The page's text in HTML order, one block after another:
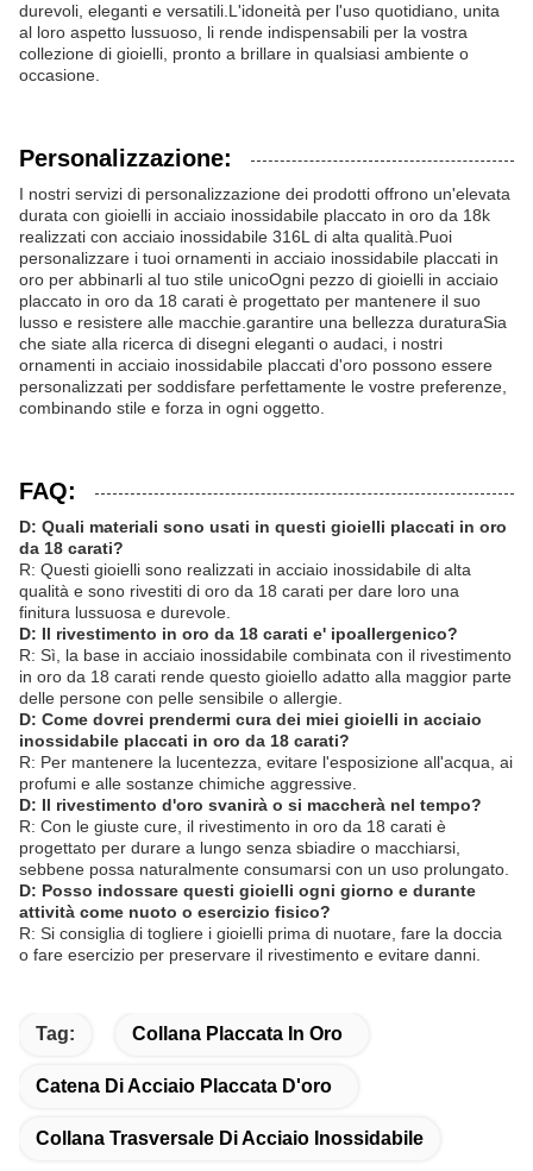
durevoli, eleganti e versatili.L'idoneità per l'uso quotidiano, unita
al loro aspetto lussuoso, li rende indispensabili per la vostra
collezione di gioielli, pronto a brillare in qualsiasi ambiente o
occasione.
Personalizzazione:
I nostri servizi di personalizzazione dei prodotti offrono un'elevata
durata con gioielli in acciaio inossidabile placcato in oro da 18k
realizzati con acciaio inossidabile 316L di alta qualità.Puoi
personalizzare i tuoi ornamenti in acciaio inossidabile placcati in
oro per abbinarli al tuo stile unicoOgni pezzo di gioielli in acciaio
placcato in oro da 18 carati è progettato per mantenere il suo
lusso e resistere alle macchie.garantire una bellezza duraturaSia
che siate alla ricerca di disegni eleganti o audaci, i nostri
ornamenti in acciaio inossidabile placcati d'oro possono essere
personalizzati per soddisfare perfettamente le vostre preferenze,
combinando stile e forza in ogni oggetto.
FAQ:
D: Quali materiali sono usati in questi gioielli placcati in oro
da 18 carati?
R: Questi gioielli sono realizzati in acciaio inossidabile di alta
qualità e sono rivestiti di oro da 18 carati per dare loro una
finitura lussuosa e durevole.
D: Il rivestimento in oro da 18 carati e' ipoallergenico?
R: Sì, la base in acciaio inossidabile combinata con il rivestimento
in oro da 18 carati rende questo gioiello adatto alla maggior parte
delle persone con pelle sensibile o allergie.
D: Come dovrei prendermi cura dei miei gioielli in acciaio
inossidabile placcati in oro da 18 carati?
R: Per mantenere la lucentezza, evitare l'esposizione all'acqua, ai
profumi e alle sostanze chimiche aggressive.
D: Il rivestimento d'oro svanirà o si maccherà nel tempo?
R: Con le giuste cure, il rivestimento in oro da 18 carati è
progettato per durare a lungo senza sbiadire o macchiarsi,
sebbene possa naturalmente consumarsi con un uso prolungato.
D: Posso indossare questi gioielli ogni giorno e durante
attività come nuoto o esercizio fisico?
R: Si consiglia di togliere i gioielli prima di nuotare, fare la doccia
o fare esercizio per preservare il rivestimento e evitare danni.
Tag: Collana Placcata In Oro
Catena Di Acciaio Placcata D'oro
Collana Trasversale Di Acciaio Inossidabile